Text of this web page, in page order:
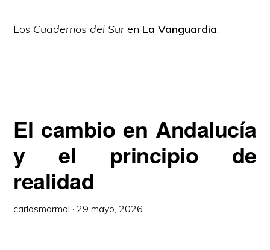
Los Cuadernos del Suren La Vanguardia.
El cambio en Andalucía
y el principio de
realidad
carlosmarmol · 29 mayo, 2026 ·